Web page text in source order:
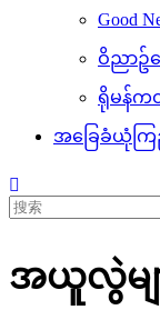
Good
ဝိညာဥ်တ
ရိုမန်
အခြေခံယုံက
အယူလွဲမျ